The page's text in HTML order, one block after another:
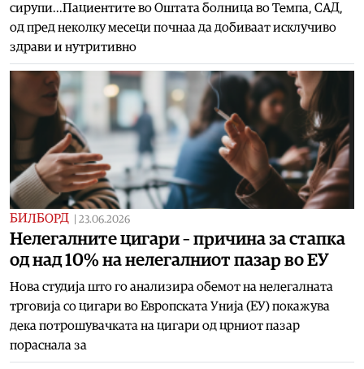
сирупи...Пациентите во Оштата болница во Темпа, САД,
од пред неколку месеци почнаа да добиваат исклучиво
здрави и нутритивно
БИЛБОРД 23.06.2026
Нелегалните цигари – причина за стапка
од над 10% на нелегалниот пазар во ЕУ
Нова студија што го анализира обемот на нелегалната
трговија со цигари во Европската Унија (ЕУ) покажува
дека потрошувачката на цигари од црниот пазар
пораснала за